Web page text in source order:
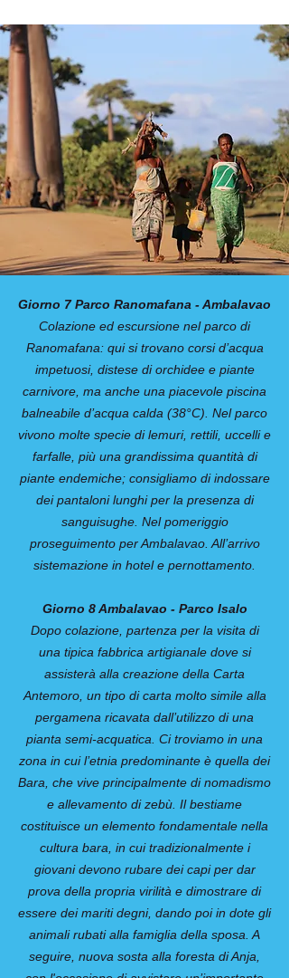
Giorno 7 Parco Ranomafana - Ambalavao
Colazione ed escursione nel parco di
Ranomafana: qui si trovano corsi d’acqua
impetuosi, distese di orchidee e piante
carnivore, ma anche una piacevole piscina
balneabile d’acqua calda (38°C). Nel parco
vivono molte specie di lemuri, rettili, uccelli e
farfalle, più una grandissima quantità di
piante endemiche; consigliamo di indossare
dei pantaloni lunghi per la presenza di
sanguisughe. Nel pomeriggio
proseguimento per Ambalavao. All’arrivo
sistemazione in hotel e pernottamento.
Giorno 8 Ambalavao - Parco Isalo
Dopo colazione, partenza per la visita di
una tipica fabbrica artigianale dove si
assisterà alla creazione della Carta
Antemoro, un tipo di carta molto simile alla
pergamena ricavata dall’utilizzo di una
pianta semi-acquatica. Ci troviamo in una
zona in cui l’etnia predominante è quella dei
Bara, che vive principalmente di nomadismo
e allevamento di zebù. Il bestiame
costituisce un elemento fondamentale nella
cultura bara, in cui tradizionalmente i
giovani devono rubare dei capi per dar
prova della propria virilità e dimostrare di
essere dei mariti degni, dando poi in dote gli
animali rubati alla famiglia della sposa. A
seguire, nuova sosta alla foresta di Anja,